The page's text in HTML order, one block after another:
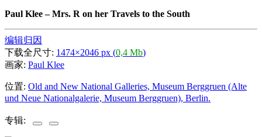
Paul Klee–Mrs. R on her Travels to the South
编辑归因
下载全尺寸: 1474×2046 px (0,4 Mb)
画家: Paul Klee
位置: Old and New National Galleries, Museum Berggruen (Alte
und Neue Nationalgalerie, Museum Berggruen), Berlin.
专辑: